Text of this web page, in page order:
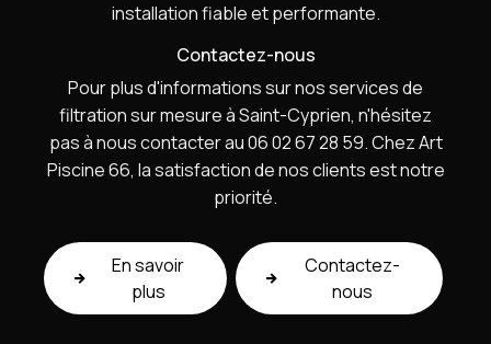
installation fiable et performante.
Contactez-nous
Pour plus d'informations sur nos services de
filtration sur mesure à Saint-Cyprien, n'hésitez
pas à nous contacter au 06 02 67 28 59. Chez Art
Piscine 66, la satisfaction de nos clients est notre
priorité.
En savoir
plus
Contactez-
nous